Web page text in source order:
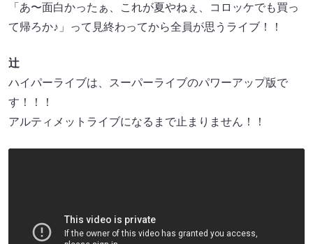
「あ〜面白かったぁ、これが夏やねぇ、コロッケでも買っ
て帰ろか♪」って見終わってから全員が思うライブ！！
辻
ハイパーライブは、スーパーライブのパワーアップ版で
す！！！
アルティメットライブになるまで止まりません！！